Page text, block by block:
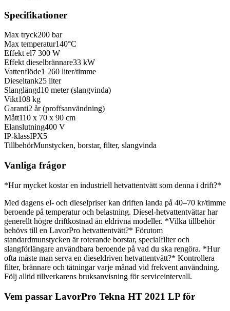
Specifikationer
Max tryck200 bar
Max temperatur140°C
Effekt el7 300 W
Effekt dieselbrännare33 kW
Vattenflöde1 260 liter/timme
Dieseltank25 liter
Slanglängd10 meter (slangvinda)
Vikt108 kg
Garanti2 år (proffsanvändning)
Mått110 x 70 x 90 cm
Elanslutning400 V
IP-klassIPX5
TillbehörMunstycken, borstar, filter, slangvinda
Vanliga frågor
*Hur mycket kostar en industriell hetvattentvätt som denna i drift?*
Med dagens el- och dieselpriser kan driften landa på 40–70 kr/timme
beroende på temperatur och belastning. Diesel-hetvattentvättar har
generellt högre driftkostnad än eldrivna modeller. *Vilka tillbehör
behövs till en LavorPro hetvattentvätt?* Förutom
standardmunstycken är roterande borstar, specialfilter och
slangförlängare användbara beroende på vad du ska rengöra. *Hur
ofta måste man serva en dieseldriven hetvattentvätt?* Kontrollera
filter, brännare och tätningar varje månad vid frekvent användning.
Följ alltid tillverkarens bruksanvisning för serviceintervall.
Vem passar LavorPro Tekna HT 2021 LP för